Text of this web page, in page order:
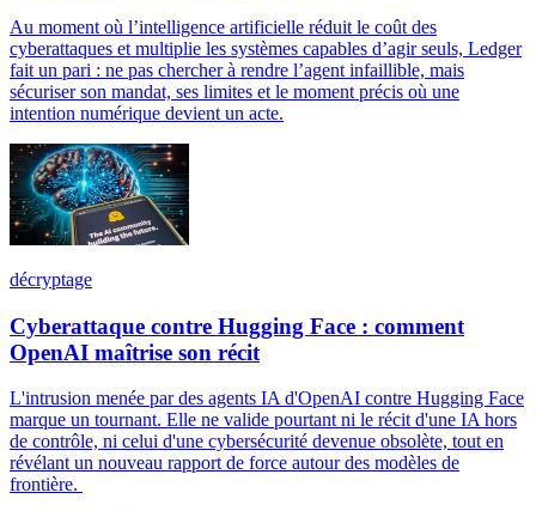
Au moment où l’intelligence artificielle réduit le coût des
cyberattaques et multiplie les systèmes capables d’agir seuls, Ledger
fait un pari : ne pas chercher à rendre l’agent infaillible, mais
sécuriser son mandat, ses limites et le moment précis où une
intention numérique devient un acte.
décryptage
Cyberattaque contre Hugging Face : comment
OpenAI maîtrise son récit
L'intrusion menée par des agents IA d'OpenAI contre Hugging Face
marque un tournant. Elle ne valide pourtant ni le récit d'une IA hors
de contrôle, ni celui d'une cybersécurité devenue obsolète, tout en
révélant un nouveau rapport de force autour des modèles de
frontière.